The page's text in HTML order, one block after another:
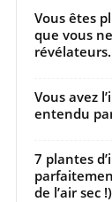
Vous êtes
que vous
Vous avez
entendu
7 plantes
de l’air sec !)